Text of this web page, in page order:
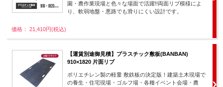
園・農作業現場と色々な場面で活躍!!両面リブ模様によ
り、軟弱地盤・悪路でも滑りにくい設計です。
価格： 21,410円(税込)
【運賃別途御見積】プラスチック敷板(BANBAN)
910×1820 片面リブ
ポリエチレン製の軽量 敷鉄板の決定版！建築土木現場で
の養生・住宅現場・ゴルフ場・各種イベント会場・農